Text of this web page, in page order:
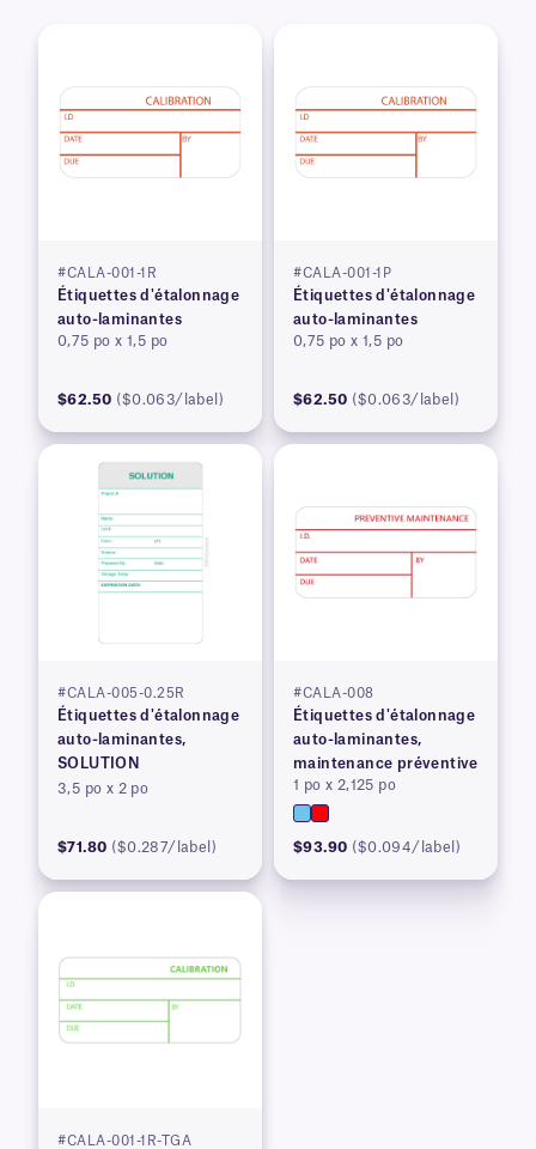
#CALA-001-1R
Étiquettes d'étalonnage
auto-laminantes
0,75 po x 1,5 po
$62.50 ($0.063/label)
#CALA-001-1P
Étiquettes d'étalonnage
auto-laminantes
0,75 po x 1,5 po
$62.50 ($0.063/label)
#CALA-005-0.25R
Étiquettes d'étalonnage
auto-laminantes,
SOLUTION
3,5 po x 2 po
$71.80 ($0.287/label)
#CALA-008
Étiquettes d'étalonnage
auto-laminantes,
maintenance préventive
1 po x 2,125 po
$93.90 ($0.094/label)
#CALA-001-1R-TGA